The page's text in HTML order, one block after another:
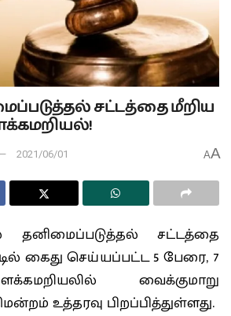
சட்டத்தை மீறிய
2021/06/01 AA
தனிமைப்படுத்தல் சட்டத்தை
கைது செய்யப்பட்ட 5 பேரை, 7
வைக்குமாறு
உத்தரவு பிறப்பித்துள்ளது.